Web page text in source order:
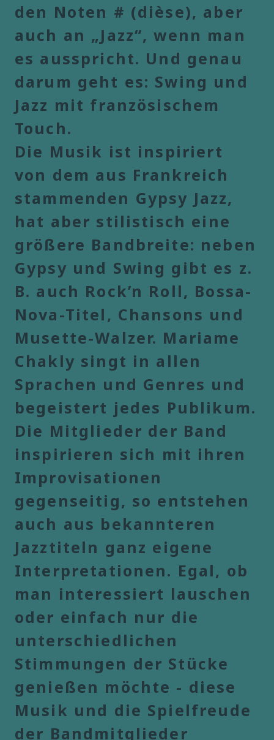
den Noten # (dièse), aber
auch an „Jazz“, wenn man
es ausspricht. Und genau
darum geht es: Swing und
Jazz mit französischem
Touch.
Die Musik ist inspiriert
von dem aus Frankreich
stammenden Gypsy Jazz,
hat aber stilistisch eine
größere Bandbreite: neben
Gypsy und Swing gibt es z.
B. auch Rock’n Roll, Bossa-
Nova-Titel, Chansons und
Musette-Walzer. Mariame
Chakly singt in allen
Sprachen und Genres und
begeistert jedes Publikum.
Die Mitglieder der Band
inspirieren sich mit ihren
Improvisationen
gegenseitig, so entstehen
auch aus bekannteren
Jazztiteln ganz eigene
Interpretationen. Egal, ob
man interessiert lauschen
oder einfach nur die
unterschiedlichen
Stimmungen der Stücke
genießen möchte - diese
Musik und die Spielfreude
der Bandmitglieder